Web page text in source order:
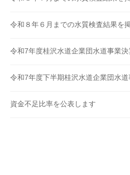
令和８年６月までの水質検査結果を
令和7年度桂沢水道企業団水道事業決
令和7年度下半期桂沢水道企業団水道
資金不足比率を公表します